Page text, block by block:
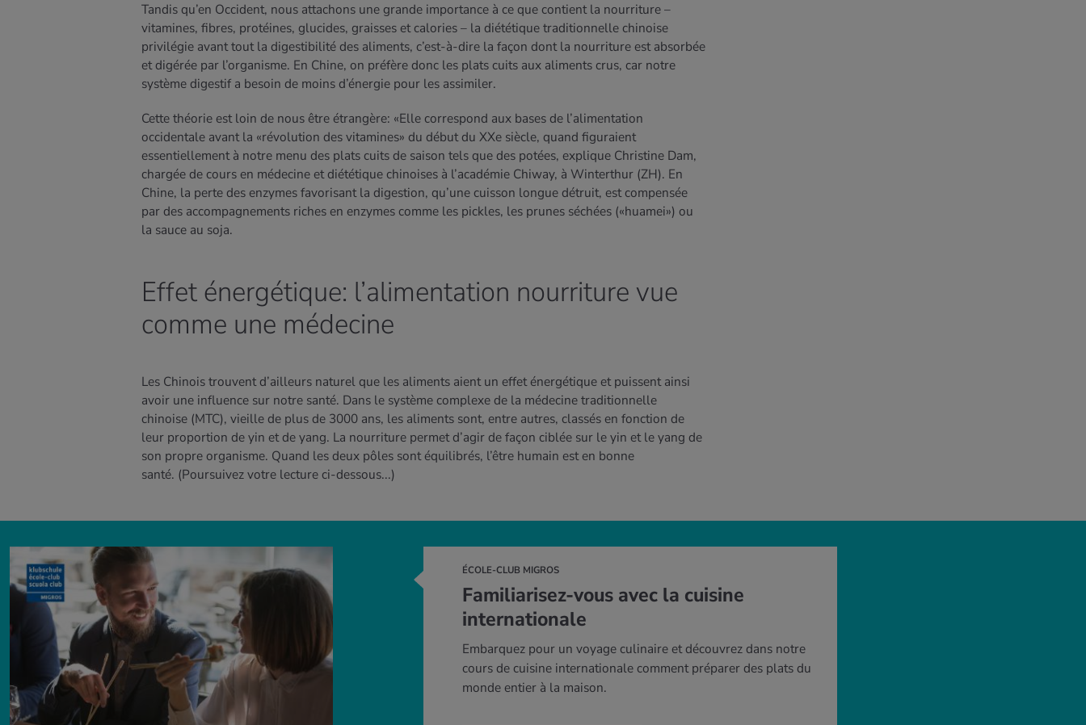
Tandis qu’en Occident, nous attachons une grande importance à ce que contient la nourriture –
vitamines, fibres, protéines, glucides, graisses et calories – la diététique traditionnelle chinoise
privilégie avant tout la digestibilité des aliments, c’est-à-dire la façon dont la nourriture est absorbée
et digérée par l’organisme. En Chine, on préfère donc les plats cuits aux aliments crus, car notre
système digestif a besoin de moins d’énergie pour les assimiler.
Cette théorie est loin de nous être étrangère: «Elle correspond aux bases de l’alimentation
occidentale avant la «révolution des vitamines» du début du XXe siècle, quand figuraient
essentiellement à notre menu des plats cuits de saison tels que des potées, explique Christine Dam,
chargée de cours en médecine et diététique chinoises à l’académie Chiway, à Winterthur (ZH). En
Chine, la perte des enzymes favorisant la digestion, qu’une cuisson longue détruit, est compensée
par des accompagnements riches en enzymes comme les pickles, les prunes séchées («huamei») ou
la sauce au soja.
Effet énergétique: l’alimentation nourriture vue
comme une médecine
Les Chinois trouvent d’ailleurs naturel que les aliments aient un effet énergétique et puissent ainsi
avoir une influence sur notre santé. Dans le système complexe de la médecine traditionnelle
chinoise (MTC), vieille de plus de 3000 ans, les aliments sont, entre autres, classés en fonction de
leur proportion de yin et de yang. La nourriture permet d’agir de façon ciblée sur le yin et le yang de
son propre organisme. Quand les deux pôles sont équilibrés, l’être humain est en bonne
santé. (Poursuivez votre lecture ci-dessous...)
ÉCOLE-CLUB MIGROS
Familiarisez-vous avec la cuisine
internationale
Embarquez pour un voyage culinaire et découvrez dans notre
cours de cuisine internationale comment préparer des plats du
monde entier à la maison.